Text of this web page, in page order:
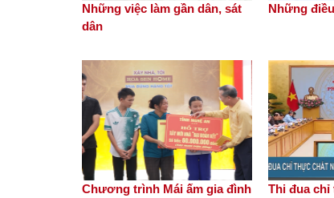
Những việc làm gần dân, sát
dân
Những
Chương trình Mái ấm gia đình Thi đua